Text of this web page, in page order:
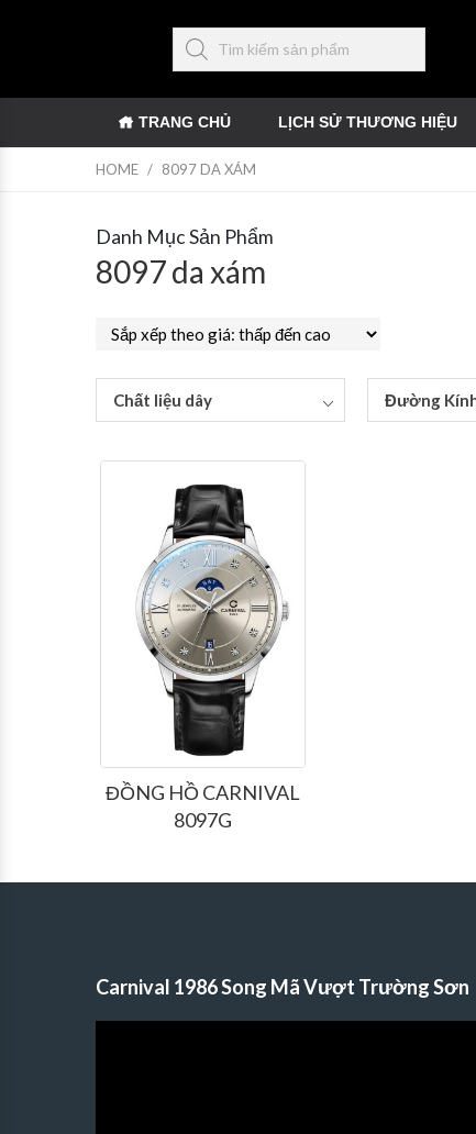
TRANG CHỦ LỊCH SỬ THƯƠNG HIỆU
HOME / 8097 DA XÁM
Danh Mục Sản Phẩm
8097 da xám
Chất liệu dây Đường
ĐỒNG HỒ CARNIVAL
8097G
Carnival 1986 Song Mã Vượt Trường Sơn